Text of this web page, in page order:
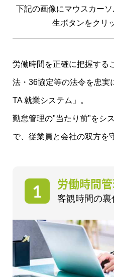
下記の画像にマウスカー
生ボタンをクリ
労働時間を正確に把握する
法・36協定等の法令を忠実
TA 就業システム」。
勤怠管理の"当たり前"をシ
で、従業員と会社の双方を
労働時間
客観時間の裏